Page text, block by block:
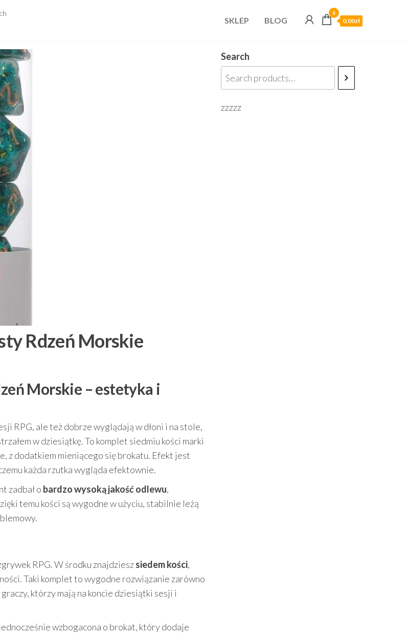
SKLEP BLOG
0
0.00zł
Rdzeń Morskie
Morskie – estetyka i
RPG, ale też dobrze wyglądają w dłoni i na stole,
w dziesiątkę. To komplet siedmiu kości marki
z dodatkiem mieniącego się brokatu. Efekt jest
każda rzutka wygląda efektownie.
zadbał o bardzo wysoką jakość odlewu,
temu kości są wygodne w użyciu, stabilnie leżą
RPG. W środku znajdzieszsiedem kości,
Taki komplet to wygodne rozwiązanie zarówno
którzy mają na koncie dziesiątki sesji i
wzbogacona o brokat, który dodaje
Search
zzzzz